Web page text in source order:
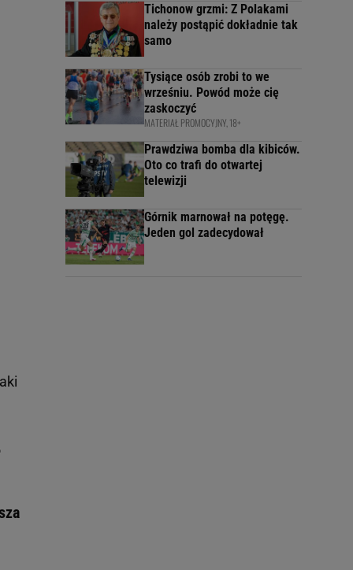
Tichonow grzmi: Z Polakami
należy postąpić dokładnie tak
samo
Tysiące osób zrobi to we
wrześniu. Powód może cię
zaskoczyć
MATERIAŁ PROMOCYJNY, 18+
Prawdziwa bomba dla kibiców.
Oto co trafi do otwartej
telewizji
Górnik marnował na potęgę.
Jeden gol zadecydował